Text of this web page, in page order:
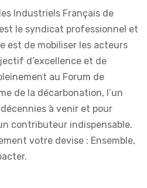
Industriels Français de
le syndicat professionnel et
est de mobiliser les acteurs
d’excellence et de
au Forum de
de la décarbonation, l’un
à venir et pour
contributeur indispensable.
votre devise : Ensemble,